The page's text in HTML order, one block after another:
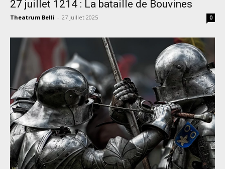
27 juillet 1214 : La bataille de Bouvines
Theatrum Belli - 27 juillet 2025 0